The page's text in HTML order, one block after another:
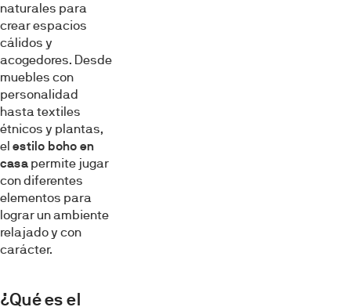
naturales para
crear espacios
cálidos y
acogedores. Desde
muebles con
personalidad
hasta textiles
étnicos y plantas,
el estilo boho en
casa permite jugar
con diferentes
elementos para
lograr un ambiente
relajado y con
carácter.
¿Qué es el